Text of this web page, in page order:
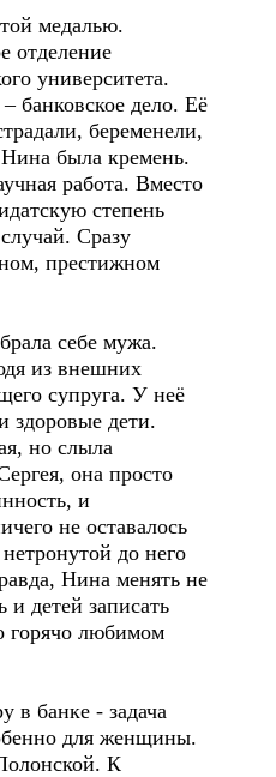
медалью.
отделение
университета.
банковское дело. Её
беременели,
была кремень.
работа. Вместо
степень
Сразу
престижном
себе мужа.
из внешних
супруга. У неё
здоровые дети.
но слыла
она просто
и
не оставалось
до него
Нина менять не
и детей записать
горячо любимом
в банке - задача
для женщины.
К